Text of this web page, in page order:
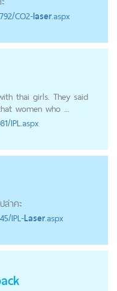
CO2-laser.aspx
thai girls. They said
women who ...
IPL.aspx
ล่าคะ
IPL-Laser.aspx